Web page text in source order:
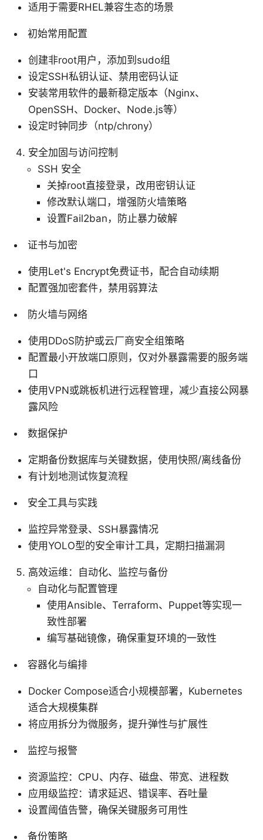
适用于需要RHEL兼容生态的场景
初始常用配置
创建非root用户，添加到sudo组
设定SSH私钥认证、禁用密码认证
安装常用软件的最新稳定版本（Nginx、
OpenSSH、Docker、Node.js等）
设定时钟同步（ntp/chrony）
安全加固与访问控制
SSH 安全
关掉root直接登录，改用密钥认证
修改默认端口，增强防火墙策略
设置Fail2ban，防止暴力破解
证书与加密
使用Let's Encrypt免费证书，配合自动续期
配置强加密套件，禁用弱算法
防火墙与网络
使用DDoS防护或云厂商安全组策略
配置最小开放端口原则，仅对外暴露需要的服务端
口
使用VPN或跳板机进行远程管理，减少直接公网暴
露风险
数据保护
定期备份数据库与关键数据，使用快照/离线备份
有计划地测试恢复流程
安全工具与实践
监控异常登录、SSH暴露情况
使用YOLO型的安全审计工具，定期扫描漏洞
高效运维：自动化、监控与备份
自动化与配置管理
使用Ansible、Terraform、Puppet等实现一
致性部署
编写基础镜像，确保重复环境的一致性
容器化与编排
Docker Compose适合小规模部署，Kubernetes
适合大规模集群
将应用拆分为微服务，提升弹性与扩展性
监控与报警
资源监控：CPU、内存、磁盘、带宽、进程数
应用级监控：请求延迟、错误率、吞吐量
设置阈值告警，确保关键服务可用性
备份策略